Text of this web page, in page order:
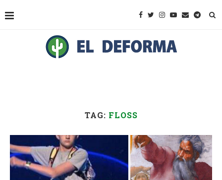
TAG: FLOSS